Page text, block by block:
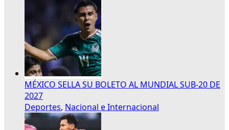
MÉXICO SELLA SU BOLETO AL MUNDIAL SUB-20 DE
2027
Deportes, Nacional e Internacional